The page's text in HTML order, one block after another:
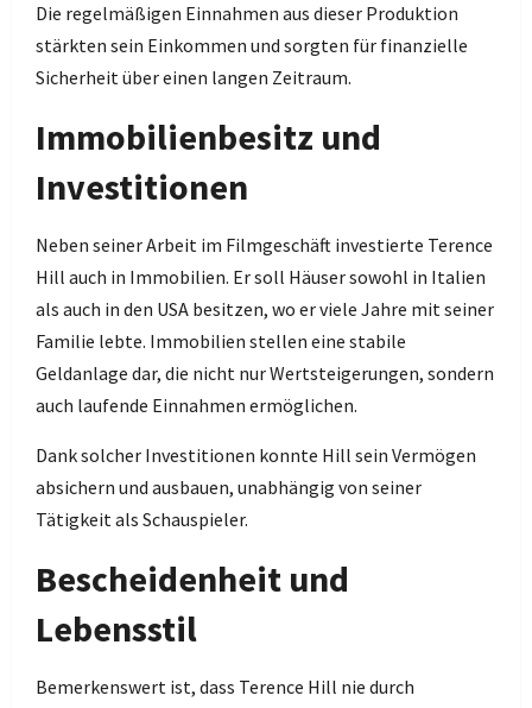
Die regelmäßigen Einnahmen aus dieser Produktion
stärkten sein Einkommen und sorgten für finanzielle
Sicherheit über einen langen Zeitraum.
Immobilienbesitz und
Investitionen
Neben seiner Arbeit im Filmgeschäft investierte Terence
Hill auch in Immobilien. Er soll Häuser sowohl in Italien
als auch in den USA besitzen, wo er viele Jahre mit seiner
Familie lebte. Immobilien stellen eine stabile
Geldanlage dar, die nicht nur Wertsteigerungen, sondern
auch laufende Einnahmen ermöglichen.
Dank solcher Investitionen konnte Hill sein Vermögen
absichern und ausbauen, unabhängig von seiner
Tätigkeit als Schauspieler.
Bescheidenheit und
Lebensstil
Bemerkenswert ist, dass Terence Hill nie durch